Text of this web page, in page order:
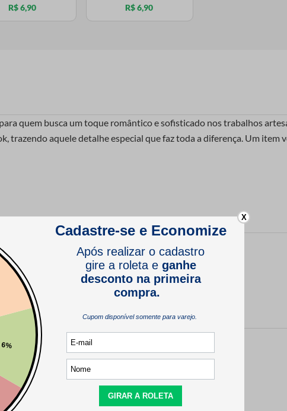
R$ 6,90 R$ 6,90
quem busca um toque romântico e sofisticado nos trabalhos
trazendo aquele detalhe especial que faz toda a diferença. Um
Este produto ainda não tem avaliações
X